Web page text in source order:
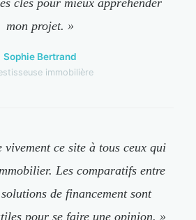
clés pour mieux appréhender
mon projet. »
Sophie Bertrand
immobilière
vivement ce site à tous ceux qui
Les comparatifs entre
de financement sont
pour se faire une opinion. »